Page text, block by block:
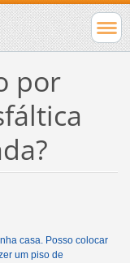
por
casa. Posso colocar
um piso de